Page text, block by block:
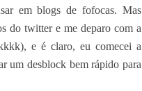
em blogs de fofocas. Mas
do twitter e me deparo com a
e é claro, eu comecei a
um desblock bem rápido para